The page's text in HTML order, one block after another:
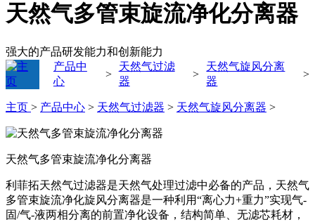
天然气多管束旋流净化分离器
强大的产品研发能力和创新能力
产品中
心
>
天然气过滤
器
>
天然气旋风分离
器
>
主页 > 产品中心 > 天然气过滤器 > 天然气旋风分离器 >
天然气多管束旋流净化分离器
利菲拓天然气过滤器是天然气处理过滤中必备的产品，天然气
多管束旋流净化旋风分离器是一种利用“离心力+重力”实现气-
固/气-液两相分离的前置净化设备，结构简单、无滤芯耗材，